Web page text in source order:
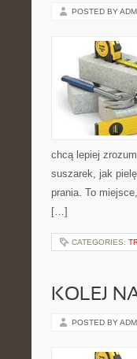
POSTED BY
chcą lepiej
suszarek, jak
prania. To
[…]
CATEGORIES:
KOLEJ
POSTED BY